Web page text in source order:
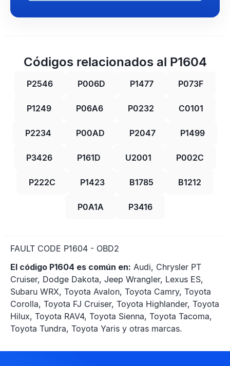
Códigos relacionados al P1604
P2546 P006D P1477 P073F
P1249 P06A6 P0232 C0101
P2234 P00AD P2047 P1499
P3426 P161D U2001 P002C
P222C P1423 B1785 B1212
P0A1A P3416
FAULT CODE P1604 - OBD2
El código P1604 es común en: Audi, Chrysler PT
Cruiser, Dodge Dakota, Jeep Wrangler, Lexus ES,
Subaru WRX, Toyota Avalon, Toyota Camry, Toyota
Corolla, Toyota FJ Cruiser, Toyota Highlander, Toyota
Hilux, Toyota RAV4, Toyota Sienna, Toyota Tacoma,
Toyota Tundra, Toyota Yaris y otras marcas.